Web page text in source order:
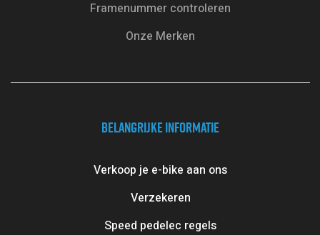
Framenummer controleren
Onze Merken
BELANGRIJKE INFORMATIE
Verkoop je e-bike aan ons
Verzekeren
Speed pedelec regels